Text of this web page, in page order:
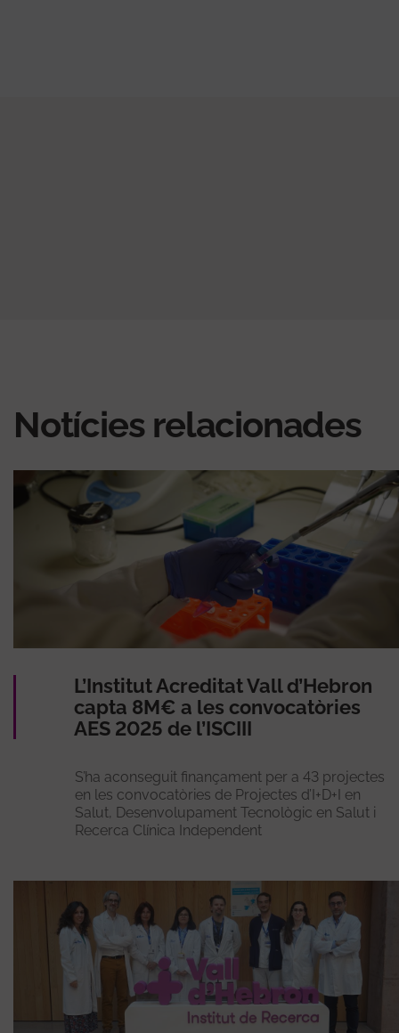
Notícies relacionades
L’Institut Acreditat Vall d’Hebron
capta 8M€ a les convocatòries
AES 2025 de l’ISCIII
S’ha aconseguit finançament per a 43 projectes
en les convocatòries de Projectes d’I+D+I en
Salut, Desenvolupament Tecnològic en Salut i
Recerca Clínica Independent